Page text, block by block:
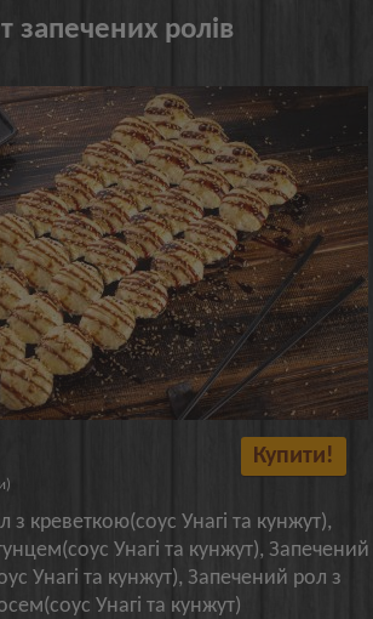
запечених ролів
Купити!
з креветкою(соус Унагі та кунжут),
Унагі та кунжут), Запечений
Унагі та кунжут), Запечений рол з
Унагі та кунжут)